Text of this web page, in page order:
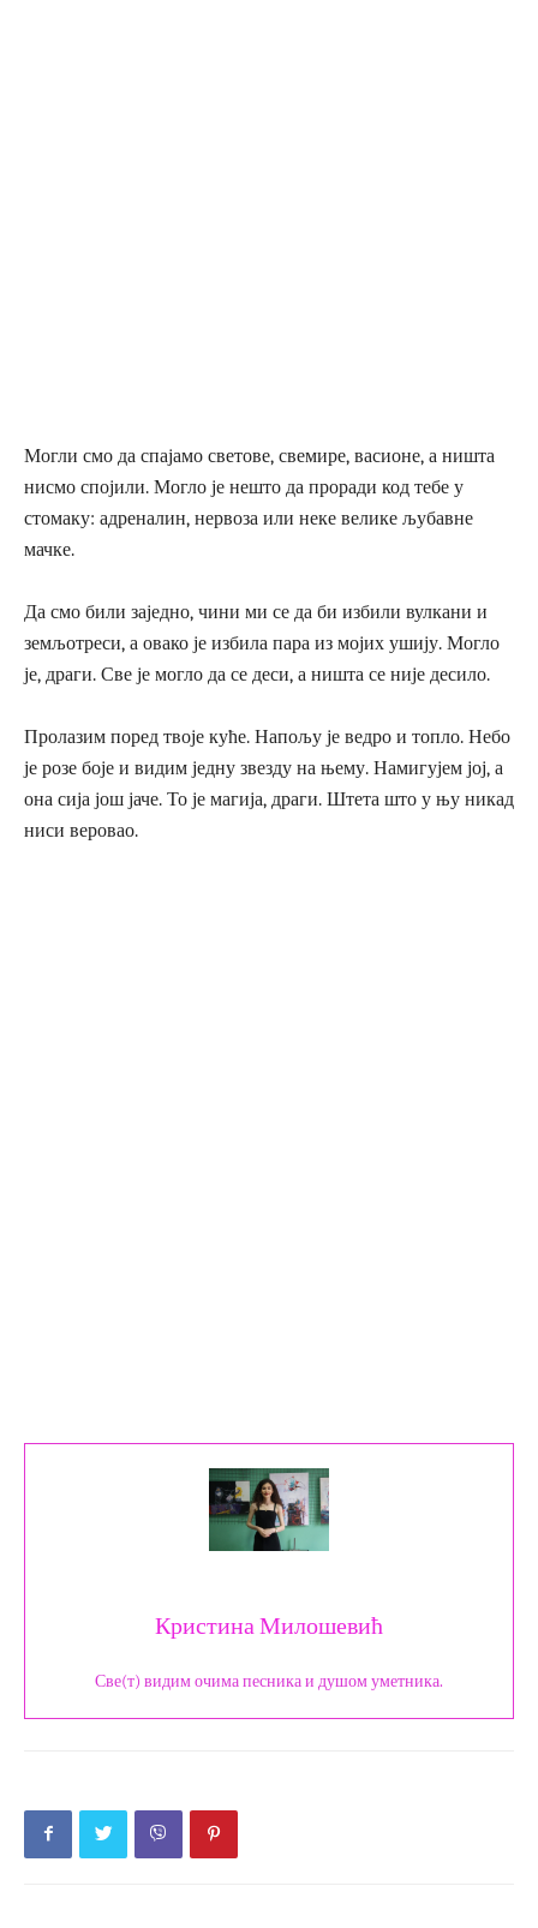
Могли смо да спајамо светове, свемире, васионе, а ништа
нисмо спојили. Могло је нешто да проради код тебе у
стомаку: адреналин, нервоза или неке велике љубавне
мачке.
Да смо били заједно, чини ми се да би избили вулкани и
земљотреси, а овако је избила пара из мојих ушију. Могло
је, драги. Све је могло да се деси, а ништа се није десило.
Пролазим поред твоје куће. Напољу је ведро и топло. Небо
је розе боје и видим једну звезду на њему. Намигујем јој, а
она сија још јаче. То је магија, драги. Штета што у њу никад
ниси веровао.
Кристина Милошевић
Све(т) видим очима песника и душом уметника.